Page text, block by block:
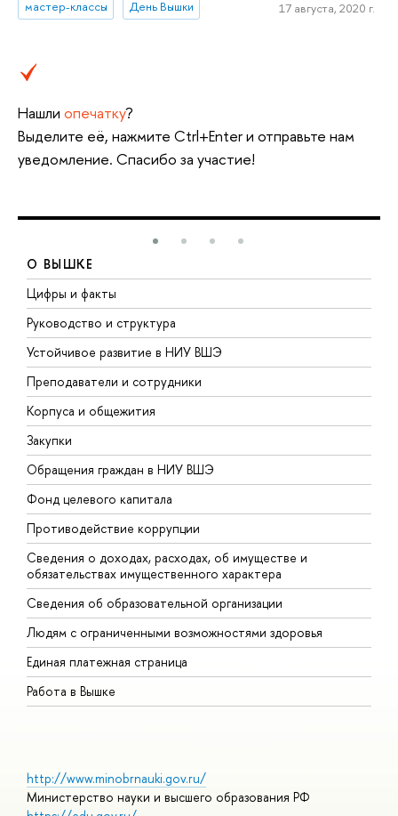
мастер-классы День Вышки 17 августа, 2020 г.
Нашли опечатку?
Выделите её, нажмите Ctrl+Enter и отправьте нам
уведомление. Спасибо за участие!
О ВЫШКЕ
Цифры и факты
Руководство и структура
Устойчивое развитие в НИУ ВШЭ
Преподаватели и сотрудники
Корпуса и общежития
Закупки
Обращения граждан в НИУ ВШЭ
Фонд целевого капитала
Противодействие коррупции
Сведения о доходах, расходах, об имуществе и
обязательствах имущественного характера
Сведения об образовательной организации
Людям с ограниченными возможностями здоровья
Единая платежная страница
Работа в Вышке
http://www.minobrnauki.gov.ru/
Министерство науки и высшего образования РФ